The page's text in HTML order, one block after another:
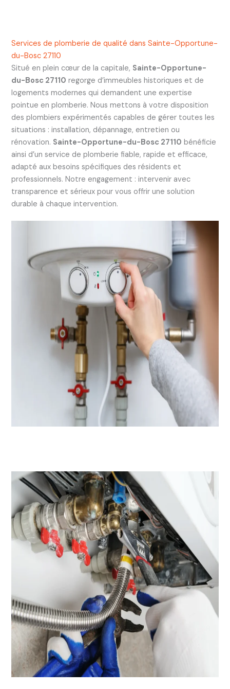
Services de plomberie de qualité dans Sainte-Opportune-
du-Bosc 27110
Situé en plein cœur de la capitale, Sainte-Opportune-
du-Bosc 27110 regorge d’immeubles historiques et de
logements modernes qui demandent une expertise
pointue en plomberie. Nous mettons à votre disposition
des plombiers expérimentés capables de gérer toutes les
situations : installation, dépannage, entretien ou
rénovation. Sainte-Opportune-du-Bosc 27110 bénéficie
ainsi d’un service de plomberie fiable, rapide et efficace,
adapté aux besoins spécifiques des résidents et
professionnels. Notre engagement : intervenir avec
transparence et sérieux pour vous offrir une solution
durable à chaque intervention.